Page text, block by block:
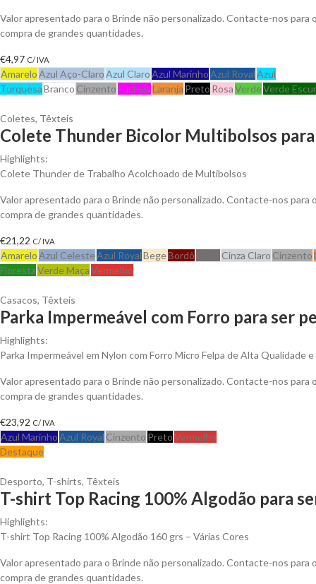
Valor apresentado para o Brinde não personalizado. Contacte-nos para
compra de grandes quantidades.
€4,97 C/ IVA
AmareloAzul Aço-ClaroAzul ClaroAzul MarinhoAzul RoyalAzul
TurquesaBranco CinzentoFuchsiaLaranja Preto RosaVerdeVerde
Coletes, Têxteis
Colete Thunder Bicolor Multibolsos
Highlights:
Colete Thunder de Trabalho Acolchoado de Multibolsos
Valor apresentado para o Brinde não personalizado. Contacte-nos para
compra de grandes quantidades.
€21,22 C/ IVA
AmareloAzul CelesteAzul RoyalBegeBordô Cinza Claro Cinzento
FlorestaVerde MaçaVermelho
Casacos, Têxteis
Parka Impermeável com Forro para ser
Highlights:
Parka Impermeável em Nylon com Forro Micro Felpa de Alta Qualidade
Valor apresentado para o Brinde não personalizado. Contacte-nos para
compra de grandes quantidades.
€23,92 C/ IVA
Azul MarinhoAzul Royal Cinzento PretoVermelho
Destaque
Desporto, T-shirts, Têxteis
T-shirt Top Racing 100% Algodão para
Highlights:
T-shirt Top Racing 100% Algodão 160 grs – Várias Cores
Valor apresentado para o Brinde não personalizado. Contacte-nos para
compra de grandes quantidades.